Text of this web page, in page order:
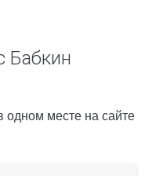
Бабкин
одном месте на сайте